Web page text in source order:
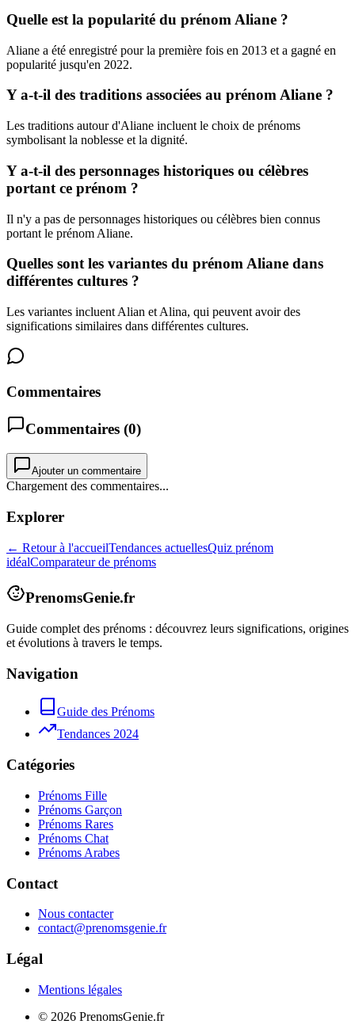
Quelle est la popularité du prénom Aliane ?
Aliane a été enregistré pour la première fois en 2013 et a gagné en
popularité jusqu'en 2022.
Y a-t-il des traditions associées au prénom Aliane ?
Les traditions autour d'Aliane incluent le choix de prénoms
symbolisant la noblesse et la dignité.
Y a-t-il des personnages historiques ou célèbres
portant ce prénom ?
Il n'y a pas de personnages historiques ou célèbres bien connus
portant le prénom Aliane.
Quelles sont les variantes du prénom Aliane dans
différentes cultures ?
Les variantes incluent Alian et Alina, qui peuvent avoir des
significations similaires dans différentes cultures.
Commentaires
Commentaires (0)
Ajouter un commentaire
Chargement des commentaires...
Explorer
← Retour à l'accueilTendances actuellesQuiz prénom
idéalComparateur de prénoms
PrenomsGenie.fr
Guide complet des prénoms : découvrez leurs significations, origines
et évolutions à travers le temps.
Navigation
Guide des Prénoms
Tendances 2024
Catégories
Prénoms Fille
Prénoms Garçon
Prénoms Rares
Prénoms Chat
Prénoms Arabes
Contact
Nous contacter
contact@prenomsgenie.fr
Légal
Mentions légales
© 2026 PrenomsGenie.fr